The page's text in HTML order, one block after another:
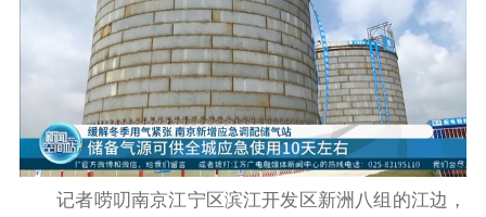
记者唠叨南京江宁区滨江开发区新洲八组的江边，